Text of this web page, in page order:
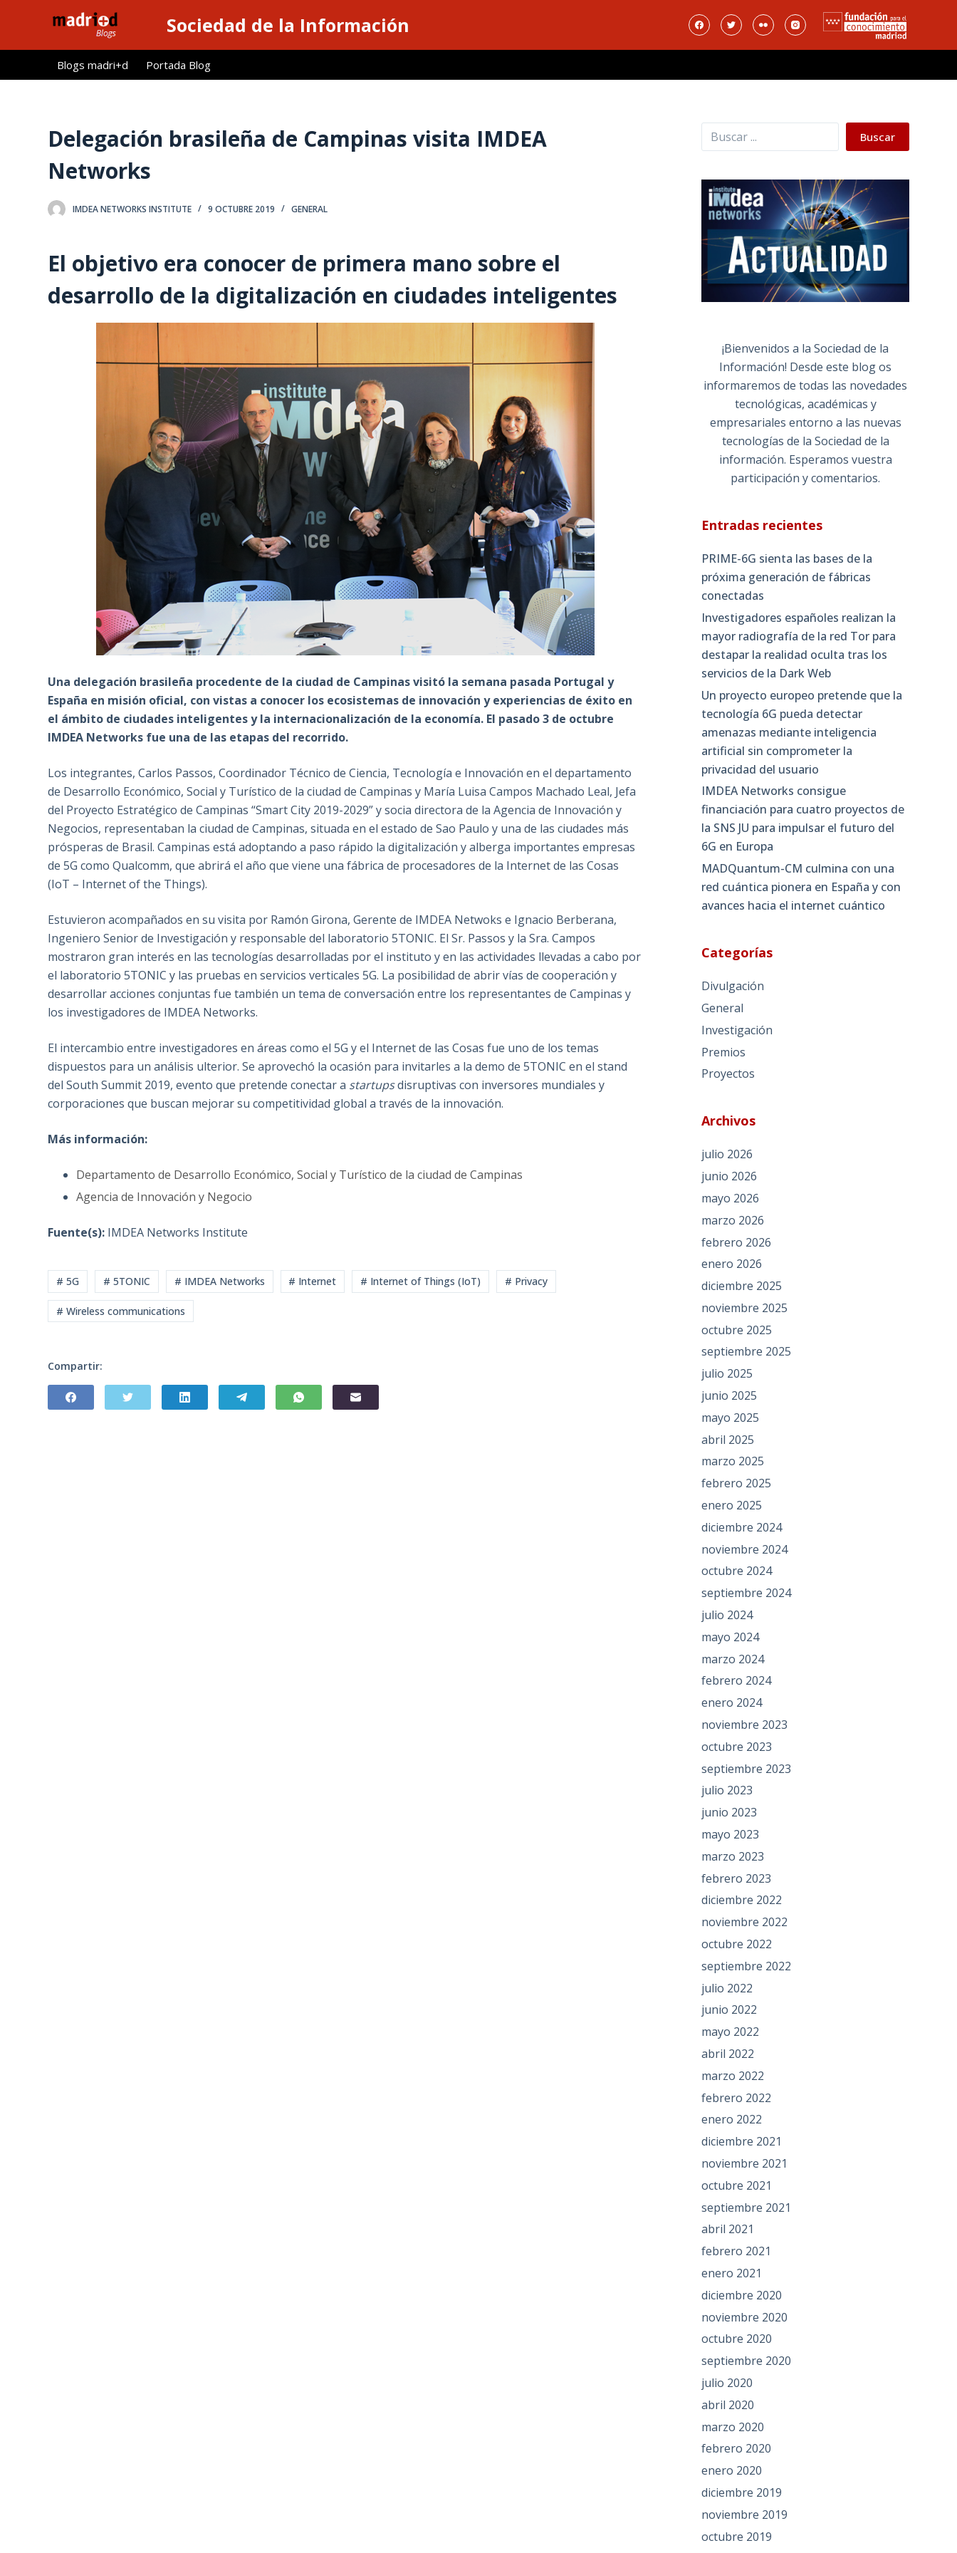
l
Sociedad de la Información
Blogs madri+d Portada Blog
Delegación brasileña de Campinas visita IMDEA
Networks
IMDEA NETWORKS INSTITUTE 9 OCTUBRE 2019 GENERAL
El objetivo era conocer de primera mano sobre el
desarrollo de la digitalización en ciudades inteligentes
Una delegación brasileña procedente de la ciudad de Campinas visitó la semana pasada Portugal y
España en misión oficial, con vistas a conocer los ecosistemas de innovación y experiencias de éxito en
el ámbito de ciudades inteligentes y la internacionalización de la economía. El pasado 3 de octubre
IMDEA Networks fue una de las etapas del recorrido.
Los integrantes, Carlos Passos, Coordinador Técnico de Ciencia, Tecnología e Innovación en el departamento
de Desarrollo Económico, Social y Turístico de la ciudad de Campinas y María Luisa Campos Machado Leal, Jefa
del Proyecto Estratégico de Campinas “Smart City 2019-2029” y socia directora de la Agencia de Innovación y
Negocios, representaban la ciudad de Campinas, situada en el estado de Sao Paulo y una de las ciudades más
prósperas de Brasil. Campinas está adoptando a paso rápido la digitalización y alberga importantes empresas
de 5G como Qualcomm, que abrirá el año que viene una fábrica de procesadores de la Internet de las Cosas
(IoT – Internet of the Things).
Estuvieron acompañados en su visita por Ramón Girona, Gerente de IMDEA Netwoks e Ignacio Berberana,
Ingeniero Senior de Investigación y responsable del laboratorio 5TONIC. El Sr. Passos y la Sra. Campos
mostraron gran interés en las tecnologías desarrolladas por el instituto y en las actividades llevadas a cabo por
el laboratorio 5TONIC y las pruebas en servicios verticales 5G. La posibilidad de abrir vías de cooperación y
desarrollar acciones conjuntas fue también un tema de conversación entre los representantes de Campinas y
los investigadores de IMDEA Networks.
El intercambio entre investigadores en áreas como el 5G y el Internet de las Cosas fue uno de los temas
dispuestos para un análisis ulterior. Se aprovechó la ocasión para invitarles a la demo de 5TONIC en el stand
del South Summit 2019, evento que pretende conectar a startupsdisruptivas con inversores mundiales y
corporaciones que buscan mejorar su competitividad global a través de la innovación.
Más información:
Departamento de Desarrollo Económico, Social y Turístico de la ciudad de Campinas
Agencia de Innovación y Negocio
Fuente(s): IMDEA Networks Institute
# 5G # 5TONIC # IMDEA Networks # Internet # Internet of Things (IoT) # Privacy
# Wireless communications
Compartir:
Buscar Buscar
¡Bienvenidos a la Sociedad de la
Información! Desde este blog os
informaremos de todas las novedades
tecnológicas, académicas y
empresariales entorno a las nuevas
tecnologías de la Sociedad de la
información. Esperamos vuestra
participación y comentarios.
Entradas recientes
PRIME-6G sienta las bases de la
próxima generación de fábricas
conectadas
Investigadores españoles realizan la
mayor radiografía de la red Tor para
destapar la realidad oculta tras los
servicios de la Dark Web
Un proyecto europeo pretende que la
tecnología 6G pueda detectar
amenazas mediante inteligencia
artificial sin comprometer la
privacidad del usuario
IMDEA Networks consigue
financiación para cuatro proyectos de
la SNS JU para impulsar el futuro del
6G en Europa
MADQuantum-CM culmina con una
red cuántica pionera en España y con
avances hacia el internet cuántico
Categorías
Divulgación
General
Investigación
Premios
Proyectos
Archivos
julio 2026
junio 2026
mayo 2026
marzo 2026
febrero 2026
enero 2026
diciembre 2025
noviembre 2025
octubre 2025
septiembre 2025
julio 2025
junio 2025
mayo 2025
abril 2025
marzo 2025
febrero 2025
enero 2025
diciembre 2024
noviembre 2024
octubre 2024
septiembre 2024
julio 2024
mayo 2024
marzo 2024
febrero 2024
enero 2024
noviembre 2023
octubre 2023
septiembre 2023
julio 2023
junio 2023
mayo 2023
marzo 2023
febrero 2023
diciembre 2022
noviembre 2022
octubre 2022
septiembre 2022
julio 2022
junio 2022
mayo 2022
abril 2022
marzo 2022
febrero 2022
enero 2022
diciembre 2021
noviembre 2021
octubre 2021
septiembre 2021
abril 2021
febrero 2021
enero 2021
diciembre 2020
noviembre 2020
octubre 2020
septiembre 2020
julio 2020
abril 2020
marzo 2020
febrero 2020
enero 2020
diciembre 2019
noviembre 2019
octubre 2019